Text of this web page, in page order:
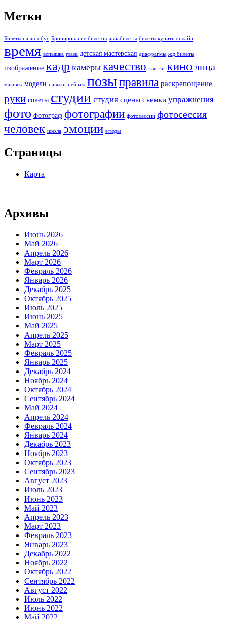
Метки
Билеты на автобус Бронирование билетов авиабилеты билеты купить онлайн
время вспышка глаза детская мастерская диафрагмы жд билеты
изображение кадр камеры качество квитки кино лица
макияж модели навыки пейзаж позыправила раскрепощение
руки советы студии студия сцены съемки упражнения
фото фотограф фотографии фотосессии фотосессия
человек школа эмоции этюды
Страницы
Карта
Архивы
Июнь 2026
Май 2026
Апрель 2026
Март 2026
Февраль 2026
Январь 2026
Декабрь 2025
Октябрь 2025
Июль 2025
Июнь 2025
Май 2025
Апрель 2025
Март 2025
Февраль 2025
Январь 2025
Декабрь 2024
Ноябрь 2024
Октябрь 2024
Сентябрь 2024
Май 2024
Апрель 2024
Февраль 2024
Январь 2024
Декабрь 2023
Ноябрь 2023
Октябрь 2023
Сентябрь 2023
Август 2023
Июль 2023
Июнь 2023
Май 2023
Апрель 2023
Март 2023
Февраль 2023
Январь 2023
Декабрь 2022
Ноябрь 2022
Октябрь 2022
Сентябрь 2022
Август 2022
Июль 2022
Июнь 2022
Май 2022